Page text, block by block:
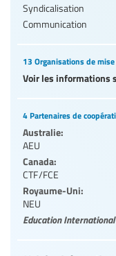
Syndicalisation
Communication
13 Organisations de
Voir les informations
4 Partenaires de
Australie:
AEU
Canada:
CTF/FCE
Royaume-Uni:
NEU
Education